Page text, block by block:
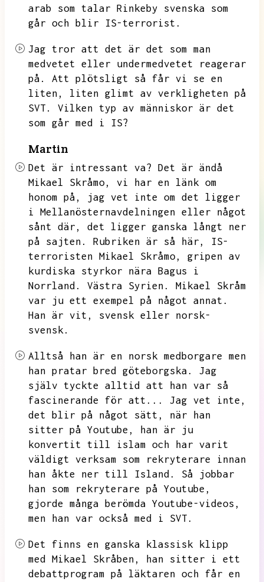
arab som talar Rinkeby svenska som
går och blir IS-terrorist.
Jag tror att det är det som man
medvetet eller undermedvetet reagerar
på.
Att plötsligt så får vi se en
liten,
liten glimt av verkligheten på
SVT.
Vilken typ av människor är det
som går med i IS?
Martin
Det är intressant va? Det är ändå
Mikael Skråmo,
vi har en länk om
honom på,
jag vet inte om det ligger
i Mellanösternavdelningen eller något
sånt där,
det ligger ganska långt ner
på sajten.
Rubriken är så här,
IS-
terroristen Mikael Skråmo,
gripen av
kurdiska styrkor nära Bagus i
Norrland.
Västra Syrien.
Mikael Skråm
var ju ett exempel på något annat.
Han är vit,
svensk eller norsk-
svensk.
Alltså han är en norsk medborgare men
han pratar bred göteborgska.
Jag
själv tyckte alltid att han var så
fascinerande för att...
Jag vet inte,
det blir på något sätt,
när han
sitter på Youtube,
han är ju
konvertit till islam och har varit
väldigt verksam som rekryterare innan
han åkte ner till Island.
Så jobbar
han som rekryterare på Youtube,
gjorde många berömda Youtube-videos,
men han var också med i SVT.
Det finns en ganska klassisk klipp
med Mikael Skråben,
han sitter i ett
debattprogram på läktaren och får en